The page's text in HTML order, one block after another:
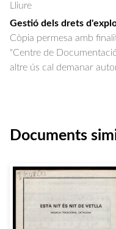
Lliure
Gestió dels drets
Còpia permesa amb
"Centre de
altre ús cal demanar
Documents